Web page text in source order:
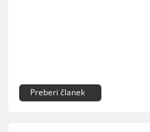
Preberi članek